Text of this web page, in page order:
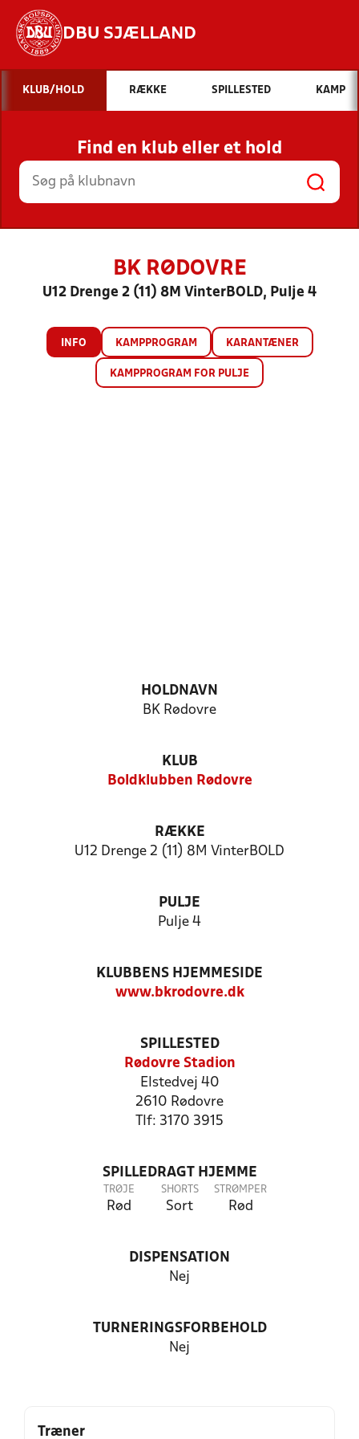
DBU SJÆLLAND
Hvad vil du søge efter?
INDHOLD OG NYHEDER
STILLINGER, RESULTATER, KLUBBER OG
HOLD
KLUB/HOLD RÆKKE SPILLESTED KAMP
Find en klub eller et hold
BK RØDOVRE
U12 Drenge 2 (11) 8M VinterBOLD, Pulje 4
INFO KAMPPROGRAM KARANTÆNER
KAMPPROGRAM FOR PULJE
HOLDNAVN
BK Rødovre
KLUB
Boldklubben Rødovre
RÆKKE
U12 Drenge 2 (11) 8M VinterBOLD
PULJE
Pulje 4
KLUBBENS HJEMMESIDE
www.bkrodovre.dk
SPILLESTED
Rødovre Stadion
Elstedvej 40
2610 Rødovre
Tlf: 3170 3915
SPILLEDRAGT HJEMME
TRØJE
Rød
SHORTS
Sort
STRØMPER
Rød
DISPENSATION
Nej
TURNERINGSFORBEHOLD
Nej
Træner